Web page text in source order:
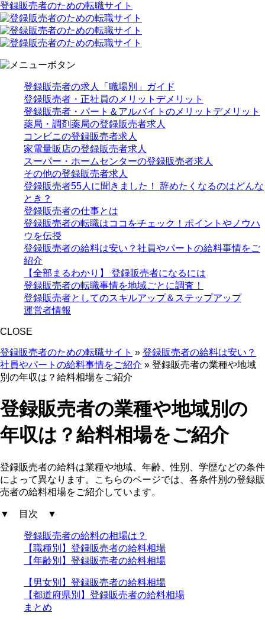
登録販売者のための転職サイト
登録販売者の求人「職場別」ガイド
登録販売者・正社員のメリットデメリット
登録販売者・パート＆アルバイトのメリットデメリット
薬局・調剤薬局の登録販売者求人
コンビニの登録販売者求人
家電量販店の登録販売者求人
スーパー・ホームセンターの登録販売者求人
その他の登録販売者求人
登録販売者55人に聞きました！ 辞めたくなるのはどんな
とき？
登録販売者の仕事とは
登録販売者の転職はココをチェック！ポイントやノウハ
ウを伝授
登録販売者の給料は安い？社員やパートの給料事情をご
紹介
【全部まるわかり】 登録販売者になるには
登録販売者の転職事情を地域ごとに調査！
登録販売者としてのスキルアップ＆ステップアップ
運営者情報
CLOSE
登録販売者のための転職サイト » 登録販売者の給料は安い？
社員やパートの給料事情をご紹介 » 登録販売者の業種や地域
別の年収は？給料相場をご紹介
登録販売者の業種や地域別の
年収は？給料相場をご紹介
登録販売者の給料は業種や地域、年齢、性別、学歴などの条件
によって異なります。こちらのページでは、各条件別の登録販
売者の給料相場をご紹介しています。
▼ 目次 ▼
登録販売者の給料の相場は？
【職種別】登録販売者の給料相場
【年齢別】登録販売者の給料相場
【男女別】登録販売者の給料相場
【都道府県別】登録販売者の給料相場
まとめ